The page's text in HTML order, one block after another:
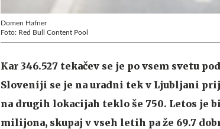
Domen Hafner
Foto: Red Bull Content Pool
Kar 346.527 tekačev se je po vsem svetu
Sloveniji se je na uradni tek v Ljubljani
na drugih lokacijah teklo še 750. Letos je
milijona, skupaj v vseh letih pa že 69.7